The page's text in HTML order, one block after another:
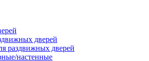
дверей
раздвижных дверей
настенные